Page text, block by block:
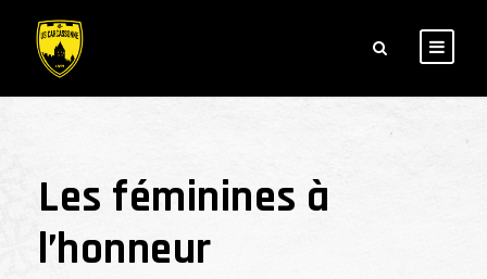
Les féminines à
l’honneur